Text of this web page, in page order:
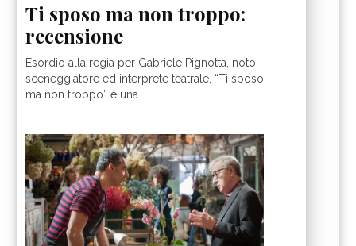
Ti sposo ma non troppo:
recensione
Esordio alla regia per Gabriele Pignotta, noto
sceneggiatore ed interprete teatrale, “Ti sposo
ma non troppo” è una...